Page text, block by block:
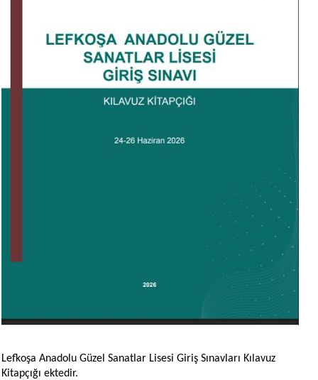
Lefkoşa Anadolu Güzel Sanatlar Lisesi Giriş Sınavları Kılavuz
Kitapçığı ektedir.